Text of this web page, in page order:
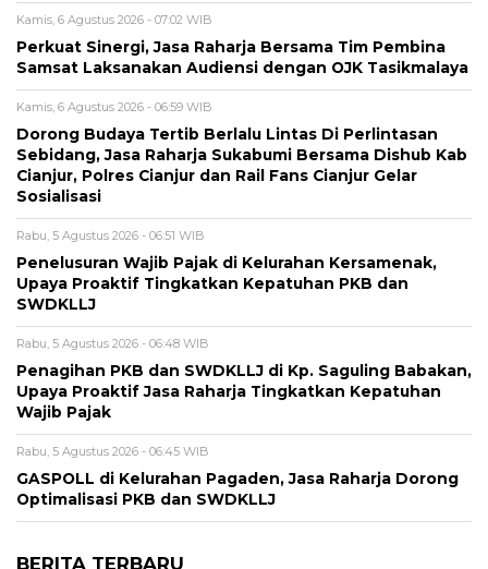
Kamis, 6 Agustus 2026 - 07:02 WIB
Perkuat Sinergi, Jasa Raharja Bersama Tim Pembina
Samsat Laksanakan Audiensi dengan OJK Tasikmalaya
Kamis, 6 Agustus 2026 - 06:59 WIB
Dorong Budaya Tertib Berlalu Lintas Di Perlintasan
Sebidang, Jasa Raharja Sukabumi Bersama Dishub Kab
Cianjur, Polres Cianjur dan Rail Fans Cianjur Gelar
Sosialisasi
Rabu, 5 Agustus 2026 - 06:51 WIB
Penelusuran Wajib Pajak di Kelurahan Kersamenak,
Upaya Proaktif Tingkatkan Kepatuhan PKB dan
SWDKLLJ
Rabu, 5 Agustus 2026 - 06:48 WIB
Penagihan PKB dan SWDKLLJ di Kp. Saguling Babakan,
Upaya Proaktif Jasa Raharja Tingkatkan Kepatuhan
Wajib Pajak
Rabu, 5 Agustus 2026 - 06:45 WIB
GASPOLL di Kelurahan Pagaden, Jasa Raharja Dorong
Optimalisasi PKB dan SWDKLLJ
BERITA TERBARU